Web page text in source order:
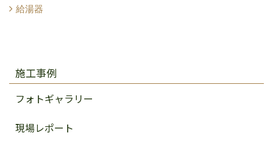
給湯器
施工事例
フォトギャラリー
現場レポート